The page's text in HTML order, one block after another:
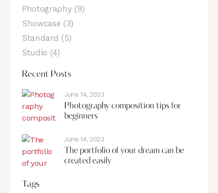
Photography(9)
Showcase (3)
Standard (5)
Studio (4)
Recent Posts
June 14, 2023
Photography composition tips for
beginners
June 14, 2023
The portfolio of your dream can be
created easily
Tags